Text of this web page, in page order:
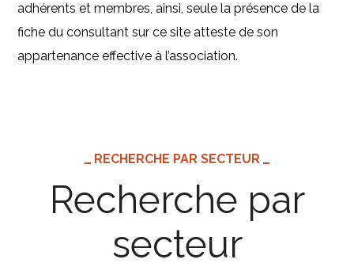
adhérents et membres, ainsi, seule la présence de la
fiche du consultant sur ce site atteste de son
appartenance effective à l’association.
RECHERCHE PAR SECTEUR
Recherche par
secteur